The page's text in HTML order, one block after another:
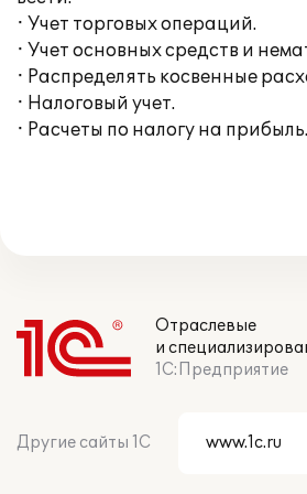
· Учет торговых операций.
· Учет основных средств и
· Распределять косвенные
· Налоговый учет.
· Расчеты по налогу на прибыль.
Отраслевые
и
1С:Предприятие
Другие сайты 1С